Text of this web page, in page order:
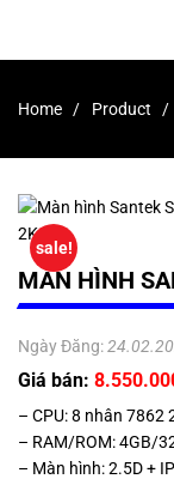
Home Product
sale!
MÀN HÌNH
Ngày Đăng:
Giá bán:
– CPU: 8 nhân 7862
– RAM/ROM: 4GB/
– Màn hình: 2.5D +